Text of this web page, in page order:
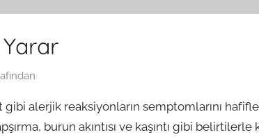
alerjik reaksiyonların semptomlarını
burun akıntısı ve kaşıntı gibi